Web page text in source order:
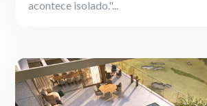
acontece isolado."...